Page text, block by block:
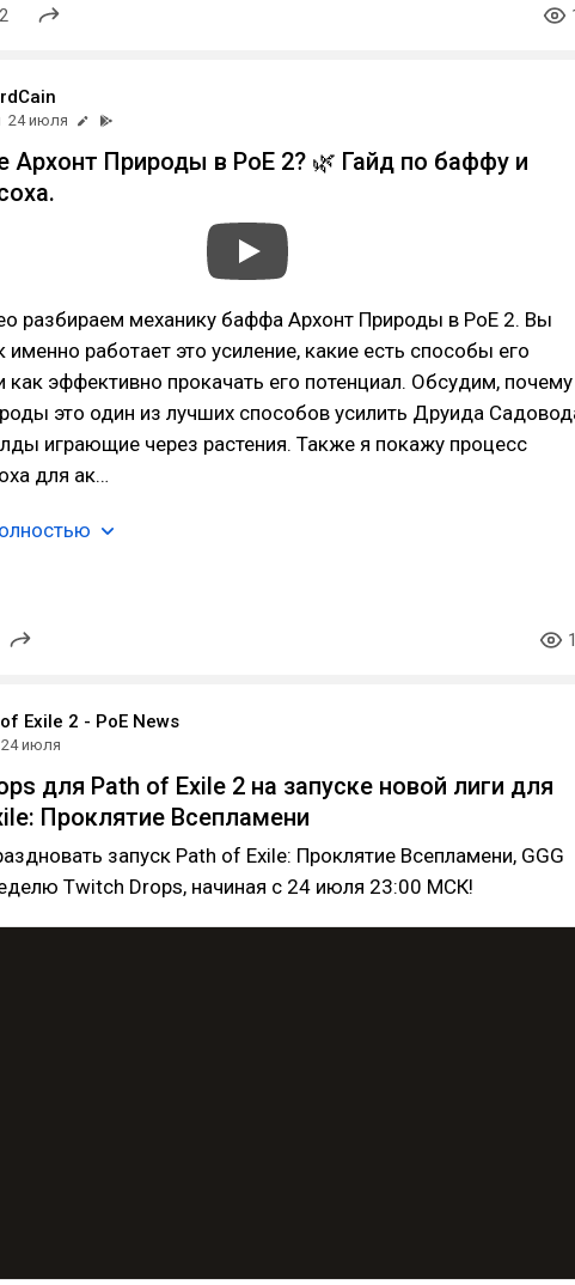
2
24 июля
Архонт Природы в PoE 2? 🌿 Гайд по баффу и
разбираем механику баффа Архонт Природы в PoE 2. Вы
именно работает это усиление, какие есть способы его
как эффективно прокачать его потенциал. Обсудим, почему
это один из лучших способов усилить Друида
играющие через растения. Также я покажу процесс
для ак…
Exile 2 - PoE News
24 июля
для Path of Exile 2 на запуске новой лиги для
Проклятие Всепламени
запуск Path of Exile: Проклятие Всепламени, GGG
Twitch Drops, начиная с 24 июля 23:00 МСК!